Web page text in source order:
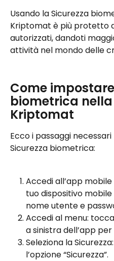
Usando la Sicurezza
Kriptomat è più protetto
autorizzati, dandoti
attività nel mondo delle
Come
biometrica
Kriptomat
Ecco i passaggi
Sicurezza biometrica:
Accedi all’app
tuo dispositivo
nome utente e
Accedi al menu:
a sinistra dell’app
Seleziona la
l’opzione “Sicurezza”.